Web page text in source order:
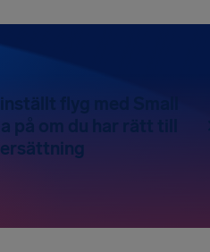
flyg med Small
på om du har rätt till